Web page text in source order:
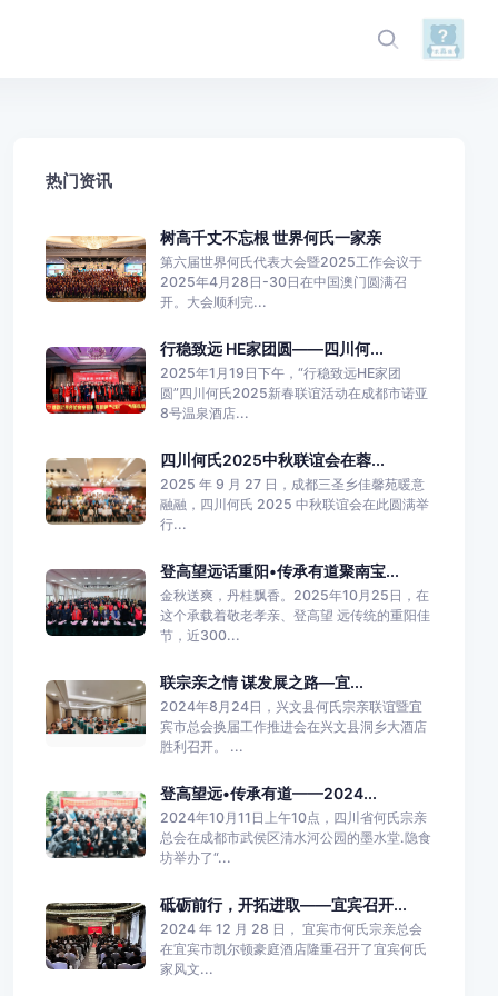
热门资讯
树高千丈不忘根 世界何氏一家亲
第六届世界何氏代表大会暨2025工作会议于
2025年4月28日-30日在中国澳门圆满召
开。大会顺利完...
行稳致远 HE家团圆——四川何...
2025年1月19日下午，“行稳致远HE家团
圆”四川何氏2025新春联谊活动在成都市诺亚
8号温泉酒店...
四川何氏2025中秋联谊会在蓉...
2025 年 9 月 27 日，成都三圣乡佳馨苑暖意
融融，四川何氏 2025 中秋联谊会在此圆满举
行...
登高望远话重阳•传承有道聚南宝...
金秋送爽，丹桂飘香。2025年10月25日，在
这个承载着敬老孝亲、登高望 远传统的重阳佳
节，近300...
联宗亲之情 谋发展之路—宜...
2024年8月24日，兴文县何氏宗亲联谊暨宜
宾市总会换届工作推进会在兴文县洞乡大酒店
胜利召开。 ...
登高望远•传承有道——2024...
2024年10月11日上午10点，四川省何氏宗亲
总会在成都市武侯区清水河公园的墨水堂.隐食
坊举办了“...
砥砺前行，开拓进取——宜宾召开...
2024 年 12 月 28 日， 宜宾市何氏宗亲总会
在宜宾市凯尔顿豪庭酒店隆重召开了宜宾何氏
家风文...